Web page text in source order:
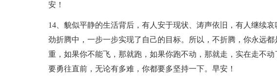
安！
14、貌似平静的生活背后，有人安于现状、涛声依旧，有人继续
劲折腾中，一步一步实现了自己的目标。所以，不折腾，你永远
重，如果你不能飞，那就跑，如果你跑不动，那就走，实在走不
要勇往直前，无论有多难，你都要多坚持一下。早安！